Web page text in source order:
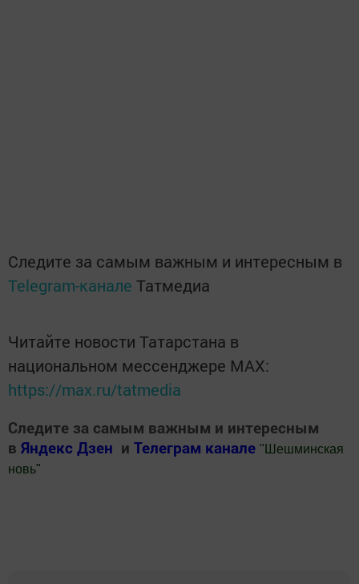
Следите за самым важным и интересным в
Telegram-канале Татмедиа
Читайте новости Татарстана в
национальном мессенджере MАХ:
https://max.ru/tatmedia
Следите за самым важным и интересным
в Яндекс Дзен и Телеграм канале " Шешминская
новь"